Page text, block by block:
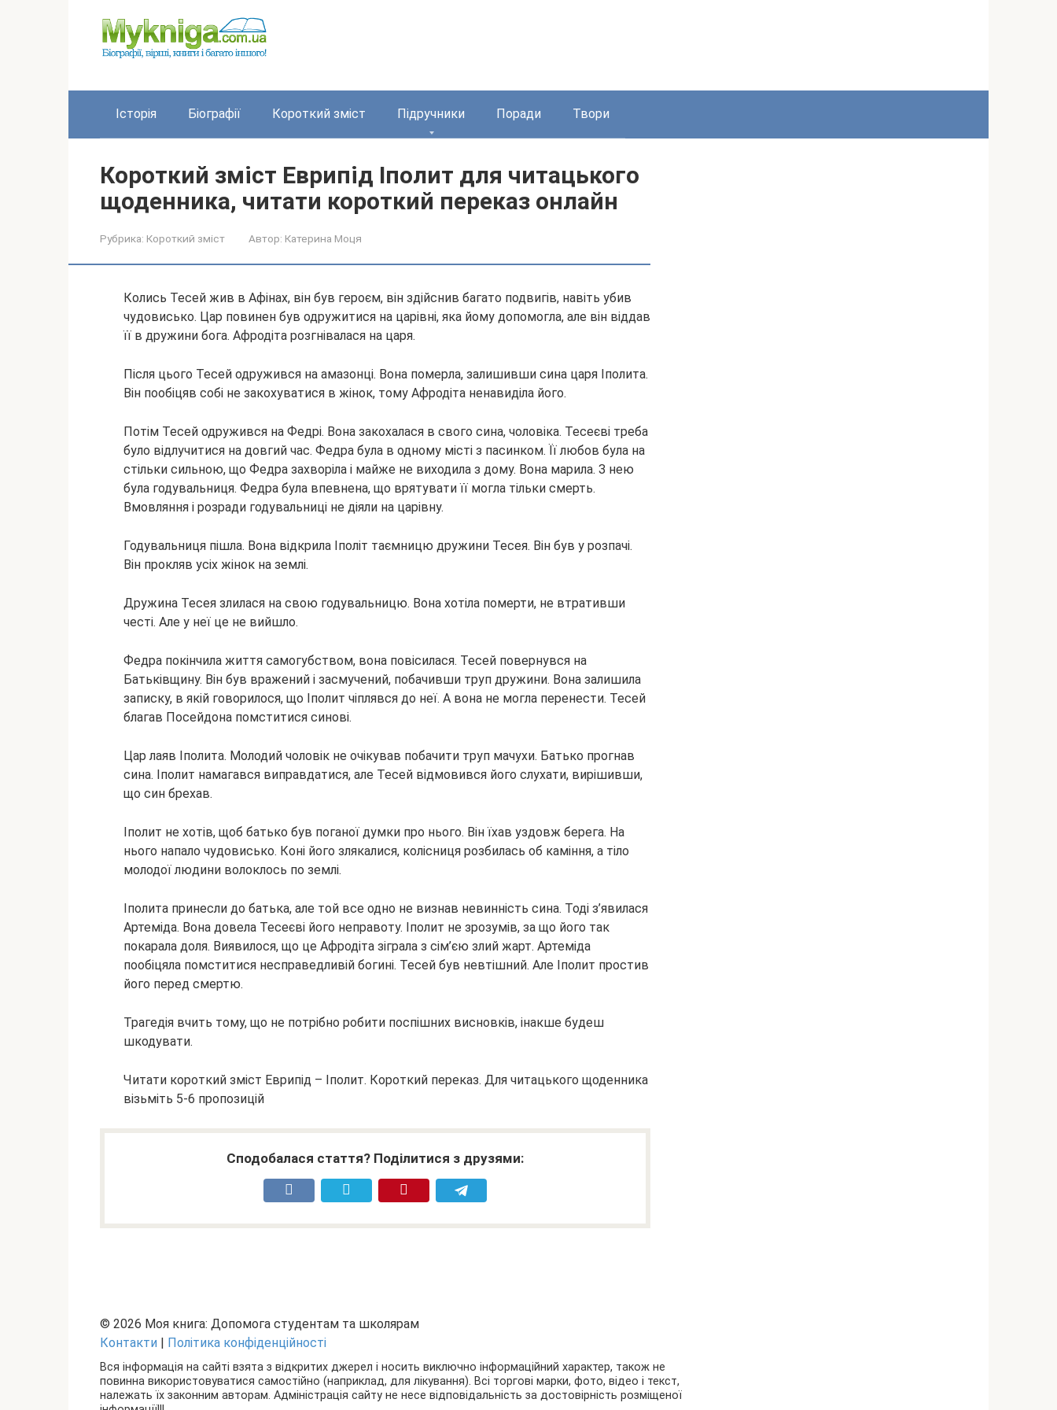
Історія Біографії Короткий зміст Підручники Поради Твори
Короткий зміст Еврипід Іполит для читацького
щоденника, читати короткий переказ онлайн
Рубрика: Короткий зміст Автор: Катерина Моця
Колись Тесей жив в Афінах, він був героєм, він здійснив багато подвигів, навіть убив
чудовисько. Цар повинен був одружитися на царівні, яка йому допомогла, але він віддав
її в дружини бога. Афродіта розгнівалася на царя.
Після цього Тесей одружився на амазонці. Вона померла, залишивши сина царя Іполита.
Він пообіцяв собі не закохуватися в жінок, тому Афродіта ненавиділа його.
Потім Тесей одружився на Федрі. Вона закохалася в свого сина, чоловіка. Тесеєві треба
було відлучитися на довгий час. Федра була в одному місті з пасинком. Її любов була на
стільки сильною, що Федра захворіла і майже не виходила з дому. Вона марила. З нею
була годувальниця. Федра була впевнена, що врятувати її могла тільки смерть.
Вмовляння і розради годувальниці не діяли на царівну.
Годувальниця пішла. Вона відкрила Іполіт таємницю дружини Тесея. Він був у розпачі.
Він прокляв усіх жінок на землі.
Дружина Тесея злилася на свою годувальницю. Вона хотіла померти, не втративши
честі. Але у неї це не вийшло.
Федра покінчила життя самогубством, вона повісилася. Тесей повернувся на
Батьківщину. Він був вражений і засмучений, побачивши труп дружини. Вона залишила
записку, в якій говорилося, що Іполит чіплявся до неї. А вона не могла перенести. Тесей
благав Посейдона помститися синові.
Цар лаяв Іполита. Молодий чоловік не очікував побачити труп мачухи. Батько прогнав
сина. Іполит намагався виправдатися, але Тесей відмовився його слухати, вирішивши,
що син брехав.
Іполит не хотів, щоб батько був поганої думки про нього. Він їхав уздовж берега. На
нього напало чудовисько. Коні його злякалися, колісниця розбилась об каміння, а тіло
молодої людини волоклось по землі.
Іполита принесли до батька, але той все одно не визнав невинність сина. Тоді з’явилася
Артеміда. Вона довела Тесеєві його неправоту. Іполит не зрозумів, за що його так
покарала доля. Виявилося, що це Афродіта зіграла з сім’єю злий жарт. Артеміда
пообіцяла помститися несправедливій богині. Тесей був невтішний. Але Іполит простив
його перед смертю.
Трагедія вчить тому, що не потрібно робити поспішних висновків, інакше будеш
шкодувати.
Читати короткий зміст Еврипід – Іполит. Короткий переказ. Для читацького щоденника
візьміть 5-6 пропозицій
Сподобалася стаття? Поділитися з друзями:
© 2026 Моя книга: Допомога студентам та школярам
Контакти | Політика конфіденційності
Вся інформація на сайті взята з відкритих джерел і носить виключно інформаційний характер, також не
повинна використовуватися самостійно (наприклад, для лікування). Всі торгові марки, фото, відео і текст,
належать їх законним авторам. Адміністрація сайту не несе відповідальність за достовірність розміщеної